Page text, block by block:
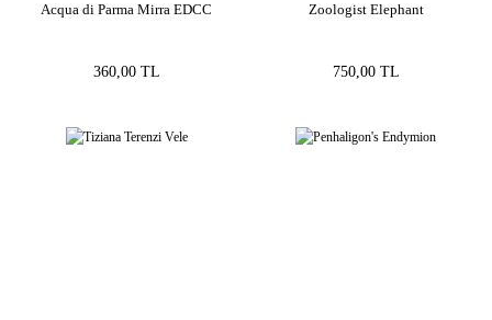
Acqua di Parma Mirra EDCC
360,00 TL
Zoologist Elephant
750,00 TL